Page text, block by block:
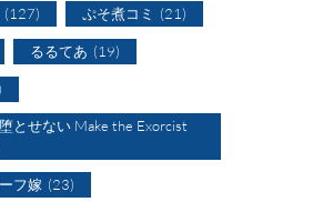
(127) ぷそ煮コミ (21)
るるてあ (19)
とせない Make the Exorcist
フ嫁 (23)